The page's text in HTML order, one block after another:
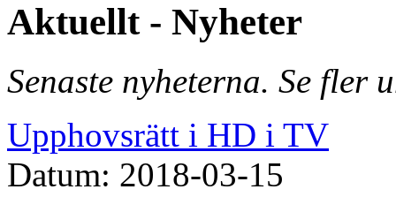
Aktuellt - Nyheter
Senaste nyheterna. Se
Upphovsrätt i HD i TV
Datum: 2018-03-15